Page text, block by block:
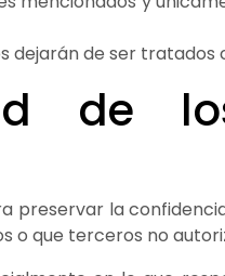
dejarán de ser tratados
de
la
o que terceros no